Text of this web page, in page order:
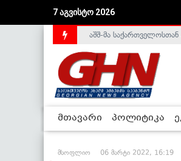
7 აგვისტო 2026
საქართველოს დე-ფაქტო
აშშ-მა საქართველოსთან
მთავარი პოლიტიკა
მსოფლიო 06 მარტი 2022, 16:19